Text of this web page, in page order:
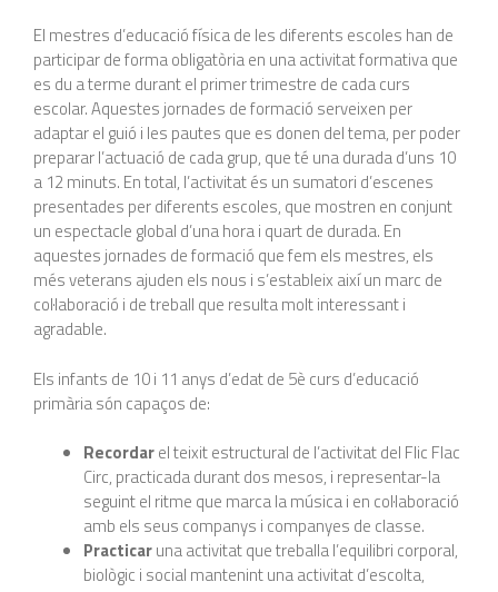
El mestres d’educació física de les diferents escoles han de
participar de forma obligatòria en una activitat formativa que
es du a terme durant el primer trimestre de cada curs
escolar. Aquestes jornades de formació serveixen per
adaptar el guió i les pautes que es donen del tema, per poder
preparar l’actuació de cada grup, que té una durada d’uns 10
a 12 minuts. En total, l’activitat és un sumatori d’escenes
presentades per diferents escoles, que mostren en conjunt
un espectacle global d’una hora i quart de durada. En
aquestes jornades de formació que fem els mestres, els
més veterans ajuden els nous i s’estableix així un marc de
col·laboració i de treball que resulta molt interessant i
agradable.
Els infants de 10 i 11 anys d’edat de 5è curs d’educació
primària són capaços de:
Recordarel teixit estructural de l’activitat del Flic Flac
Circ, practicada durant dos mesos, i representar-la
seguint el ritme que marca la música i en col·laboració
amb els seus companys i companyes de classe.
Practicaruna activitat que treballa l’equilibri corporal,
biològic i social mantenint una activitat d’escolta,